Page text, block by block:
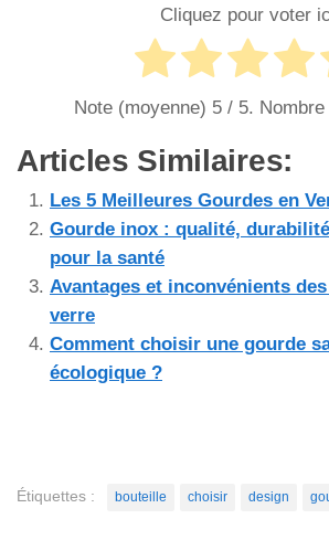
Cliquez pour voter
Note (moyenne) 5/ 5. Nombre
Articles Similaires:
Les 5 Meilleures Gourdes en
Gourde inox : qualité,
pour la santé
Avantages et inconvénients
verre
Comment choisir une gourde
écologique ?
Étiquettes : bouteille choisir design